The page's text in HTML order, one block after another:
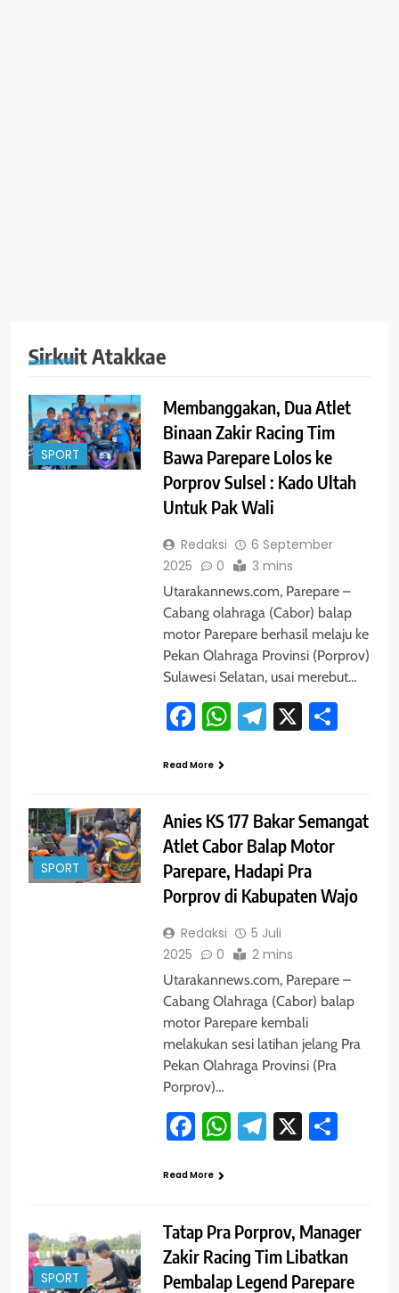
Sirkuit Atakkae
SPORT
Membanggakan, Dua Atlet
Binaan Zakir Racing Tim
Bawa Parepare Lolos ke
Porprov Sulsel : Kado Ultah
Untuk Pak Wali
Redaksi
6 September
2025
0 3 mins
Utarakannews.com, Parepare –
Cabang olahraga (Cabor) balap
motor Parepare berhasil melaju ke
Pekan Olahraga Provinsi (Porprov)
Sulawesi Selatan, usai merebut…
Facebook
WhatsApp
Telegram
X
Read More
SPORT
Anies KS 177 Bakar Semangat
Atlet Cabor Balap Motor
Parepare, Hadapi Pra
Porprov di Kabupaten Wajo
Redaksi
5 Juli
2025
0 2 mins
Utarakannews.com, Parepare –
Cabang Olahraga (Cabor) balap
motor Parepare kembali
melakukan sesi latihan jelang Pra
Pekan Olahraga Provinsi (Pra
Porprov)…
Facebook
WhatsApp
Telegram
X
Read More
SPORT
Tatap Pra Porprov, Manager
Zakir Racing Tim Libatkan
Pembalap Legend Parepare